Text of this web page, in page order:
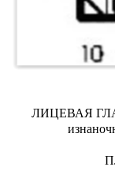
ЛИЦЕВАЯ